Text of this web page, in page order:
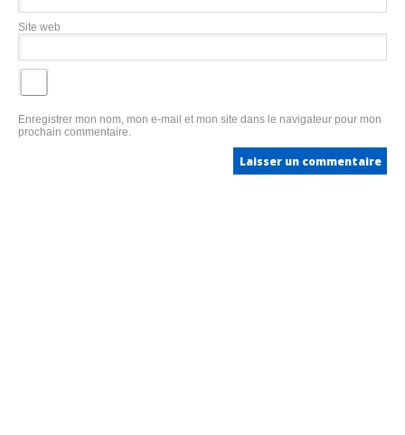
Site web
Enregistrer mon nom, mon e-mail et mon site dans le navigateur pour mon
prochain commentaire.